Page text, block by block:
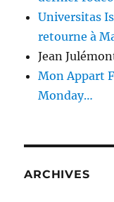
Universitas
retourne à
Jean
Mon Appart
Monday…
ARCHIVES